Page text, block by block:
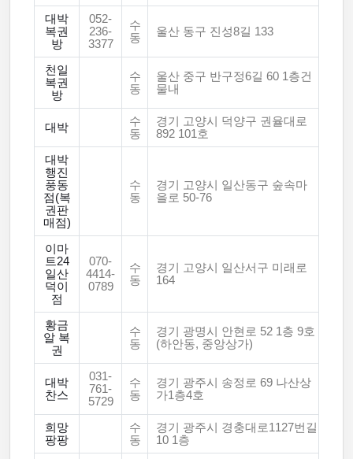
대박
복권
방
052-
236-
3377
수
동
울산 동구 진성8길 133
천일
복권
방
수
동
울산 중구 반구정6길 60 1층건
물내
대박
수
동
경기 고양시 덕양구 권율대로
892 101호
대박
행진
풍동
점(복
권판
매점)
수
동
경기 고양시 일산동구 숲속마
을로 50-76
이마
트24
일산
덕이
점
070-
4414-
0789
수
동
경기 고양시 일산서구 미래로
164
황금
알 복
권
수
동
경기 광명시 안현로 52 1층 9호
(하안동, 중앙상가)
대박
찬스
031-
761-
5729
수
동
경기 광주시 송정로 69 나산상
가1층4호
희망
팡팡
수
동
경기 광주시 경충대로1127번길
10 1층